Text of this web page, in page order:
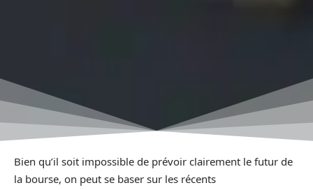
Bien qu’il soit impossible de prévoir clairement le futur de
la bourse, on peut se baser sur les récents